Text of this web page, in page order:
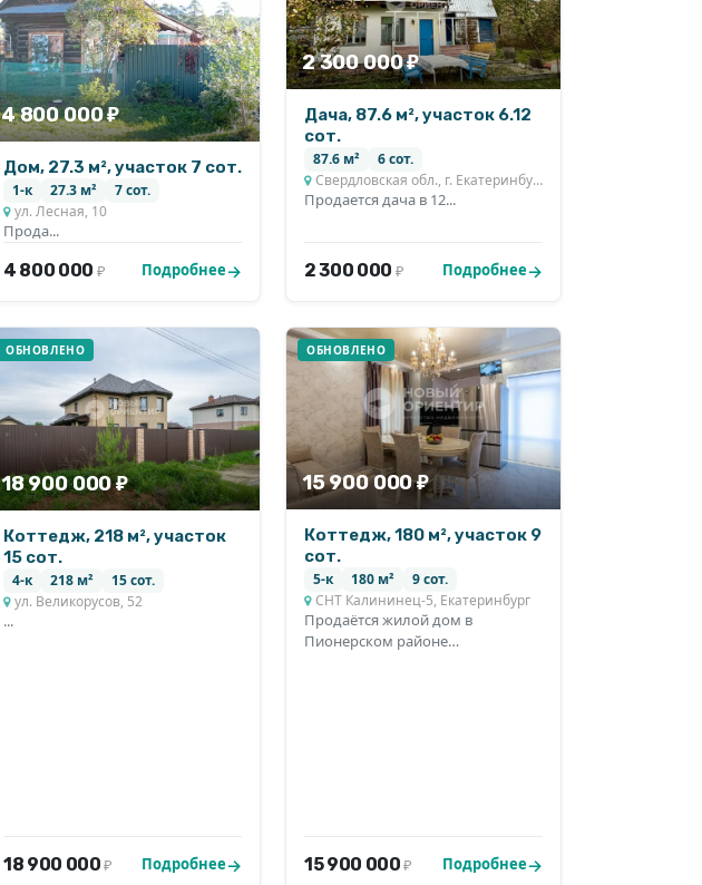
4 800 000 ₽
Дом, 27.3 м², участок 7 сот.
1-к 27.3 м²
7 сот.
ул. Лесная, 10
Прoдa...
4 800 000 ₽ Подробнее
2 300 000 ₽
Дача, 87.6 м², участок 6.12
сот.
87.6 м²
6 сот.
Свердловская обл., г. Екатеринбург
Продается дача в 12...
2 300 000 ₽ Подробнее
ОБНОВЛЕНО
18 900 000 ₽
Коттедж, 218 м², участок
15 сот.
4-к 218 м²
15 сот.
ул. Великорусов, 52
...
18 900 000₽ Подробнее
ОБНОВЛЕНО
15 900 000 ₽
Коттедж, 180 м², участок 9
сот.
5-к 180 м²
9 сот.
СНТ Калининец-5, Екатеринбург
Продаётся жилой дом в
Пионерском районе
15 900 000₽ Подробнее